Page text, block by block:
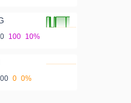
100 10%
0 0%